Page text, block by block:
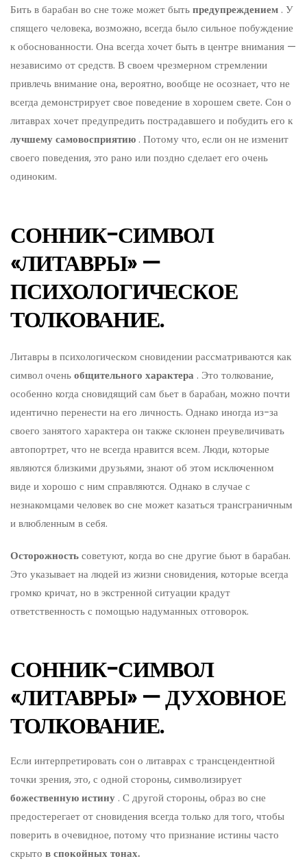
Бить в барабан во сне тоже может бытьпредупреждением . У
спящего человека, возможно, всегда было сильное побуждение
к обоснованности. Она всегда хочет быть в центре внимания —
независимо от средств. В своем чрезмерном стремлении
привлечь внимание она, вероятно, вообще не осознает, что не
всегда демонстрирует свое поведение в хорошем свете. Сон о
литаврах хочет предупредить пострадавшего и побудить его к
лучшему самовосприятию . Потому что, если он не изменит
своего поведения, это рано или поздно сделает его очень
одиноким.
СОННИК-СИМВОЛ
«ЛИТАВРЫ» —
ПСИХОЛОГИЧЕСКОЕ
ТОЛКОВАНИЕ.
Литавры в психологическом сновидении рассматриваются как
символ оченьобщительного характера . Это толкование,
особенно когда сновидящий сам бьет в барабан, можно почти
идентично перенести на его личность. Однако иногда из-за
своего занятого характера он также склонен преувеличивать
автопортрет, что не всегда нравится всем. Люди, которые
являются близкими друзьями, знают об этом исключенном
виде и хорошо с ним справляются. Однако в случае с
незнакомцами человек во сне может казаться трансграничным
и влюбленным в себя.
Осторожностьсоветуют, когда во сне другие бьют в барабан.
Это указывает на людей из жизни сновидения, которые всегда
громко кричат, но в экстренной ситуации крадут
ответственность с помощью надуманных отговорок.
СОННИК-СИМВОЛ
«ЛИТАВРЫ» — ДУХОВНОЕ
ТОЛКОВАНИЕ.
Если интерпретировать сон о литаврах с трансцендентной
точки зрения, это, с одной стороны, символизирует
божественную истину . С другой стороны, образ во сне
предостерегает от сновидения всегда только для того, чтобы
поверить в очевидное, потому что признание истины часто
скрыто в спокойных тонах.